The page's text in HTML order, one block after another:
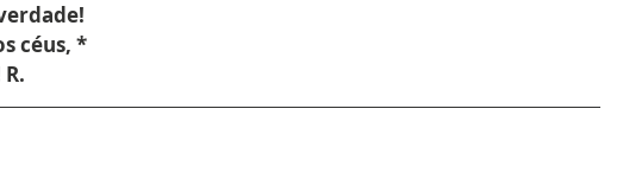
céus, *